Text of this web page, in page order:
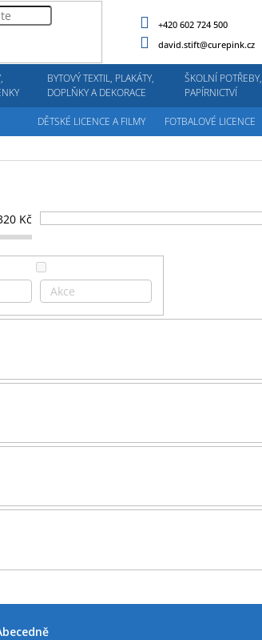
+420 602 724 500
david.stift@curepink.cz
BYTOVÝ TEXTIL, PLAKÁTY,
DOPLŇKY A DEKORACE
ŠKOLNÍ POTŘEBY,
PAPÍRNICTVÍ
DĚTSKÉ LICENCE A FILMY FOTBALOVÉ LICENCE
Kč
Akce